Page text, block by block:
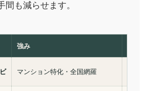
間も減らせます。
強み
マンション特化・全国網羅